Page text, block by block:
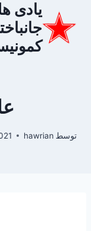
محتوا
یادی
توسط hawrian